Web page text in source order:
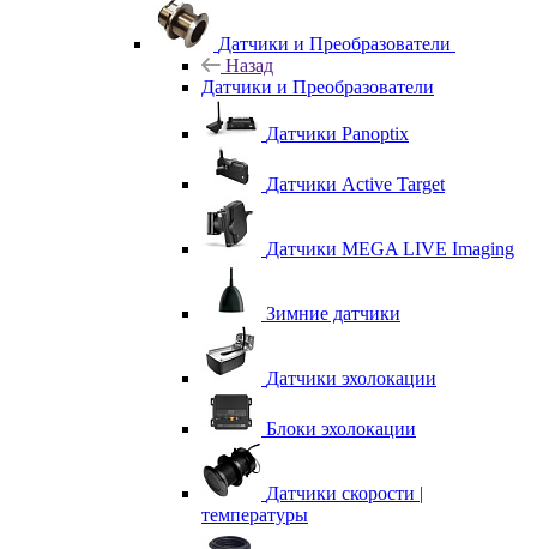
Датчики и Преобразователи
Назад
Датчики и Преобразователи
Датчики Panoptix
Датчики Active Target
Датчики MEGA LIVE Imaging
Зимние датчики
Датчики эхолокации
Блоки эхолокации
Датчики скорости |
температуры